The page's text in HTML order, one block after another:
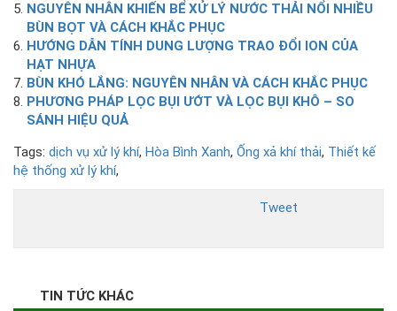
NGUYÊN NHÂN KHIẾN BỂ XỬ LÝ NƯỚC THẢI NỔI NHIỀU
BÙN BỌT VÀ CÁCH KHẮC PHỤC
HƯỚNG DẪN TÍNH DUNG LƯỢNG TRAO ĐỔI ION CỦA
HẠT NHỰA
BÙN KHÓ LẮNG: NGUYÊN NHÂN VÀ CÁCH KHẮC PHỤC
PHƯƠNG PHÁP LỌC BỤI ƯỚT VÀ LỌC BỤI KHÔ – SO
SÁNH HIỆU QUẢ
Tags: dịch vụ xử lý khí, Hòa Bình Xanh, Ống xả khí thải, Thiết kế
hệ thống xử lý khí,
Tweet
TIN TỨC KHÁC